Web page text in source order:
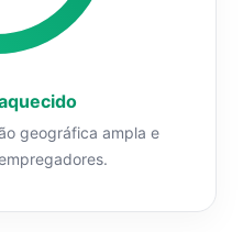
geográfica ampla e